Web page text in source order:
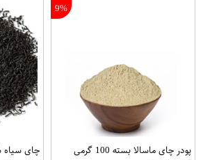
9%
پودر چای ماسالا بسته 100 گرمی